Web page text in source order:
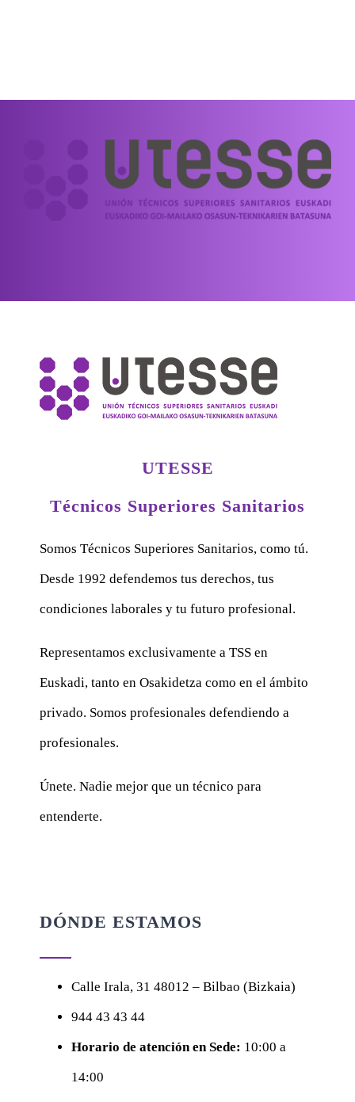
UTESSE
Técnicos Superiores Sanitarios
Somos Técnicos Superiores Sanitarios, como tú.
Desde 1992 defendemos tus derechos, tus
condiciones laborales y tu futuro profesional.
Representamos exclusivamente a TSS en
Euskadi, tanto en Osakidetza como en el ámbito
privado. Somos profesionales defendiendo a
profesionales.
Únete. Nadie mejor que un técnico para
entenderte.
DÓNDE ESTAMOS
Calle Irala, 31 48012 – Bilbao (Bizkaia)
944 43 43 44
Horario de atención en Sede: 10:00 a
14:00